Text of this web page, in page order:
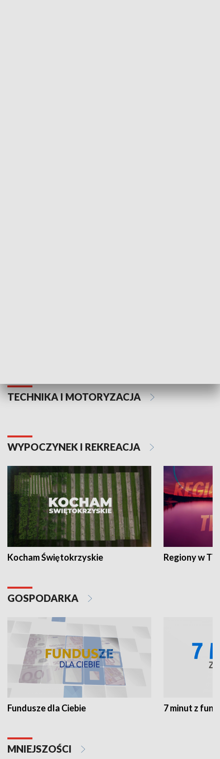
TECHNIKA I MOTORYZACJA
WYPOCZYNEK I REKREACJA
Kocham Świętokrzyskie Regiony w
GOSPODARKA
Fundusze dla Ciebie 7 minut z
MNIEJSZOŚCI